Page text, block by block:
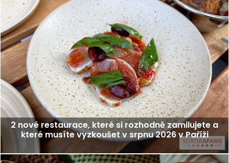
2 nové restaurace, které si rozhodně zamilujete a
které musíte vyzkoušet v srpnu 2026 v Paříži